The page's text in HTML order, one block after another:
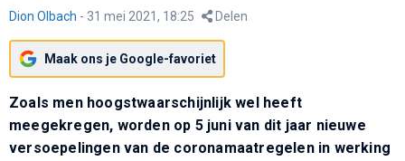
Dion Olbach - 31 mei 2021, 18:25 Delen
Maak ons je Google-favoriet
Zoals men hoogstwaarschijnlijk wel heeft
meegekregen, worden op 5 juni van dit jaar nieuwe
versoepelingen van de coronamaatregelen in werking